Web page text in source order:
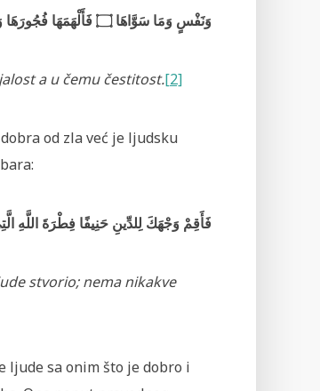
وَنَفْسٍ وَمَا سَوَّاهَا ۝ فَأَلْهَمَهَا فُجُورَهَا وَتَقْوَاهَا
a u čemu čestitost.[2]
od zla već je ljudsku
فَأَقِمْ وَجْهَكَ لِلدِّينِ حَنِيفًا فِطْرَةَ اللَّهِ
stvorio; nema nikakve
ljude sa onim što je dobro i